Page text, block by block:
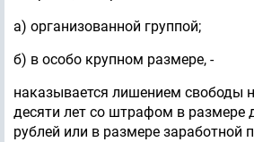
а) организованной группой;
б) в особо крупном размере, -
наказывается лишением свободы
десяти лет со штрафом в размере
рублей или в размере заработной